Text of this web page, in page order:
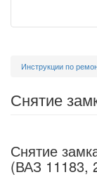
Вы
Инструкции по
Снятие
Снятие
(ВАЗ 11183,